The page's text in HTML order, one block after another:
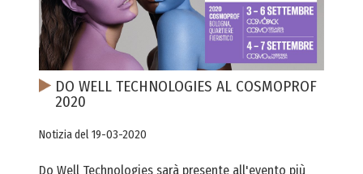
DO WELL TECHNOLOGIES AL COSMOPROF
2020
Notizia del 19-03-2020
Do Well Technologies sarà presente all'evento più